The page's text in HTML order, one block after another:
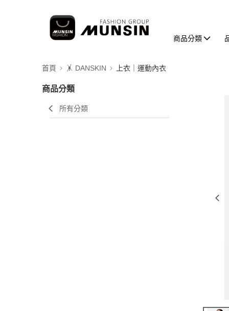
商品分類
首頁 🤸 DANSKIN 上衣｜運動內衣
商品分類
所有分類